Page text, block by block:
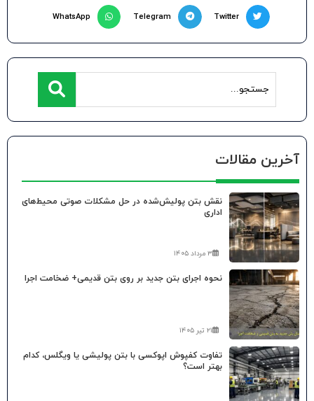
Twitter
Telegram
WhatsApp
آخرین مقالات
نقش بتن پولیش‌شده در حل مشکلات صوتی محیط‌های
اداری
۳ مرداد ۱۴۰۵
نحوه اجرای بتن جدید بر روی بتن قدیمی+ ضخامت اجرا
۲۱ تیر ۱۴۰۵
تفاوت کفپوش اپوکسی با بتن پولیشی یا ویگلس، کدام
بهتر است؟